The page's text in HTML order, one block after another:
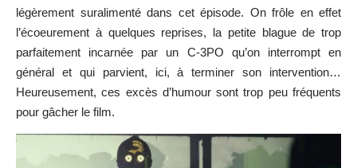
légèrement suralimenté dans cet épisode. On frôle en effet
l’écoeurement à quelques reprises, la petite blague de trop
parfaitement incarnée par un C-3PO qu’on interrompt en
général et qui parvient, ici, à terminer son intervention…
Heureusement, ces excès d’humour sont trop peu fréquents
pour gâcher le film.